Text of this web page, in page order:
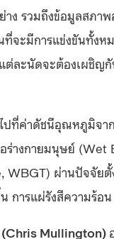
าง รวมถึงข้อมูลสภา
ที่จะมีการแข่งขันทั้ง
ต่ละนัดจะต้องเผชิญ
ปที่ค่าดัชนีอุณหภูมิจา
ร่างกายมนุษย์ (Wet
WBGT) ผ่านปัจจัย
การแผ่รังสีความร้อ
Mullington)